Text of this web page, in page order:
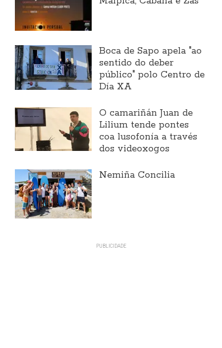
Boca de Sapo apela "ao
sentido do deber
público" polo Centro de
Día XA
O camariñán Juan de
Lilium tende pontes
coa lusofonía a través
dos videoxogos
Nemiña Concilia